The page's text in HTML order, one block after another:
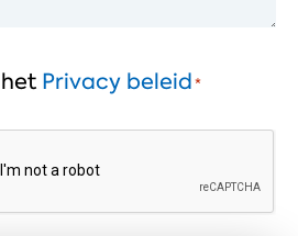
Privacy beleid*